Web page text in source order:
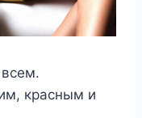
всем.
красным и